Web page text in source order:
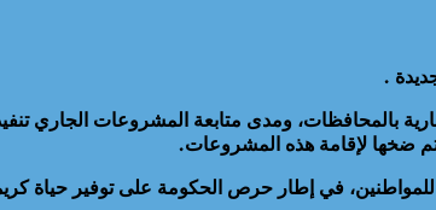
.
بالمحافظات، ومدى متابعة المشروعات الجاري
تم ضخها لإقامة هذه المشروعات.
للمواطنين، في إطار حرص الحكومة على توفير حياة